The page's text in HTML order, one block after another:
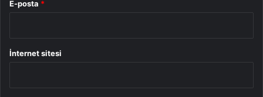
E-posta *
İnternet sitesi